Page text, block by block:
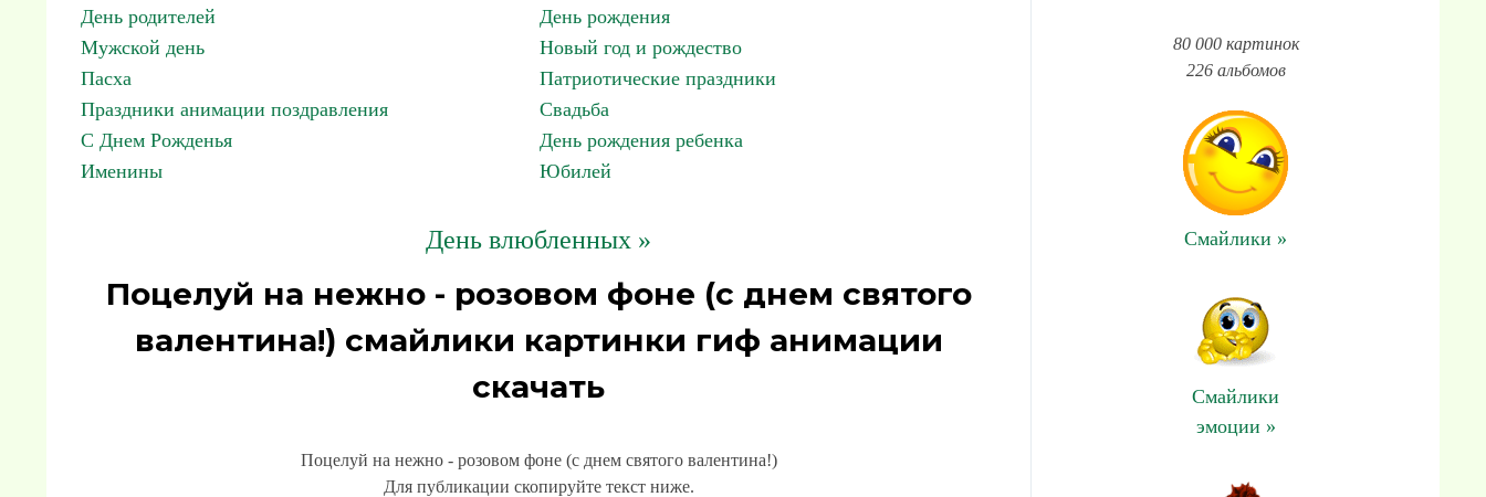
День родителей
День рождения
Мужской день
Новый год и рождество
Пасха
Патриотические праздники
Праздники анимации поздравления
Свадьба
С Днем Рожденья
День рождения ребенка
Именины
Юбилей
День влюбленных »
Поцелуй на нежно - розовом фоне (с днем святого
валентина!) смайлики картинки гиф анимации
скачать
Поцелуй на нежно - розовом фоне (с днем святого валентина!)
Для публикации скопируйте текст ниже.
80 000 картинок
226 альбомов
Смайлики »
Смайлики
эмоции »